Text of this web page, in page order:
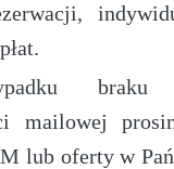
braku
mailowej
lub oferty w